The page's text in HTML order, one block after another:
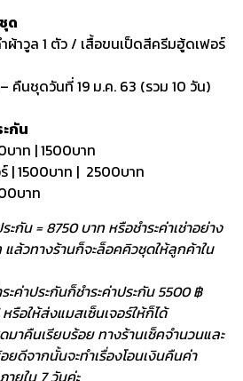
ด
ผ้าวูล 1 ตัว / เสื้อขนเป็ดสีครีมฮู้ดเฟอร์
คืนชุดวันที่ 19 ม.ค. 63 (รวม 10 วัน)
กัน
บาท | 1500บาท
| 1500บาท | 2500บาท
บาท
ระกัน = 8750 บาท หรือชำระค่าเช่าอย่าง
ล้วทางร้านก็จะล็อคคิวชุดให้ลูกค้าใน
ะค่าประกันก็ชำระค่าประกัน 5500 ฿
อให้ส่งแมสเซ็นเจอร์ให้ก็ได้
าคืนเรียบร้อย ทางร้านเช็คจำนวนและ
ดีจากนั้นจะทำเรื่องโอนเงินคืนค่า
ยใน 7 วันค่ะ